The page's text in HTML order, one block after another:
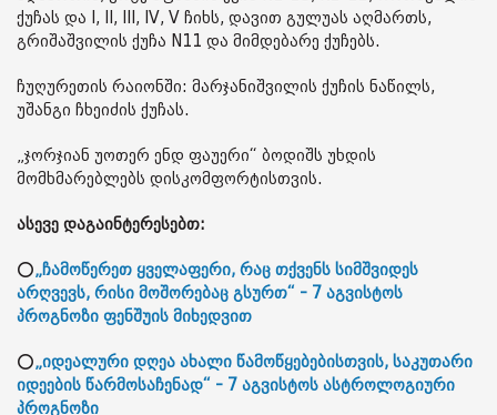
ქუჩას და I, II, III, IV, V ჩიხს, დავით გულუას აღმართს,
გრიშაშვილის ქუჩა N11 და მიმდებარე ქუჩებს.
ჩუღურეთის რაიონში: მარჯანიშვილის ქუჩის ნაწილს,
უშანგი ჩხეიძის ქუჩას.
„ჯორჯიან უოთერ ენდ ფაუერი“ ბოდიშს უხდის
მომხმარებლებს დისკომფორტისთვის.
ასევე დაგაინტერესებთ:
⭕„ჩამოწერეთ ყველაფერი, რაც თქვენს სიმშვიდეს
არღვევს, რისი მოშორებაც გსურთ“ - 7 აგვისტოს
პროგნოზი ფენშუის მიხედვით
⭕„იდეალური დღეა ახალი წამოწყებებისთვის, საკუთარი
იდეების წარმოსაჩენად“ - 7 აგვისტოს ასტროლოგიური
პროგნოზი